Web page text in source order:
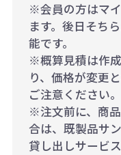
※会員の方はマ
ます。後日そち
能です。
※概算見積は作
り、価格が変更
ご注意ください。
※注文前に、商
合は、既製品サ
貸し出しサービ